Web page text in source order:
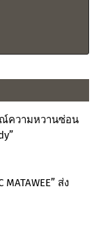
ณ์ความหวานซ่อน
ส่ง